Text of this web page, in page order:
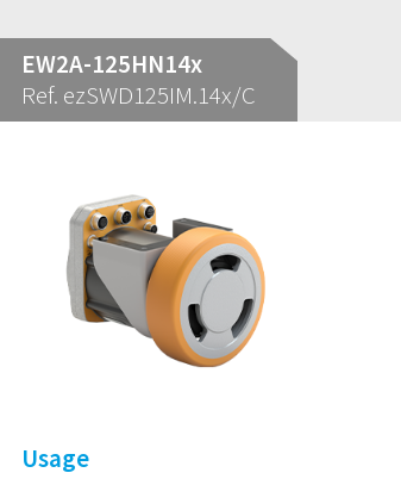
EW2A-125HN14x
Ref. ezSWD125IM.14x/C
Usage